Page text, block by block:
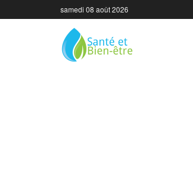
samedi 08 août 2026